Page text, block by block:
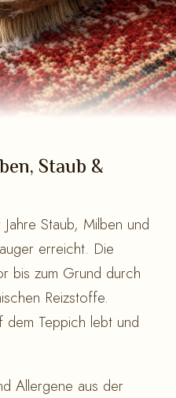
Staub &
Staub, Milben und
erreicht. Die
bis zum Grund durch
Reizstoffe.
Teppich lebt und
Allergene aus der